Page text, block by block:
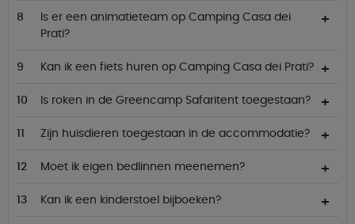
Is er een animatieteam op Camping Casa dei
Prati?
Kan ik een fiets huren op Camping Casa dei Prati?
Is roken in de Greencamp Safaritent toegestaan?
Zijn huisdieren toegestaan in de accommodatie?
Moet ik eigen bedlinnen meenemen?
Kan ik een kinderstoel bijboeken?